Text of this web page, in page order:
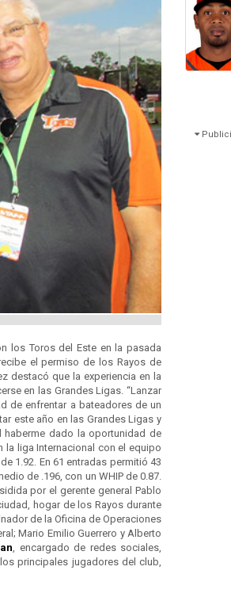
los Toros del Este en la pasada
el permiso de los Rayos de
destacó que la experiencia en la
en las Grandes Ligas. “Lanzar
de enfrentar a bateadores de un
este año en las Grandes Ligas y
dado la oportunidad de
la liga Internacional con el equipo
1.92. En 61 entradas permitió 43
de .196, con un WHIP de 0.87.
por el gerente general Pablo
hogar de los Rayos durante
de la Oficina de Operaciones
Mario Emilio Guerrero y Alberto
, encargado de redes sociales,
principales jugadores del club,